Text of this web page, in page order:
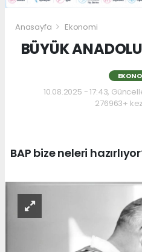
Anasayfa Ekonomi
BÜYÜK
10.08.2025 - 17:43,
276963+
BAP bize neleri